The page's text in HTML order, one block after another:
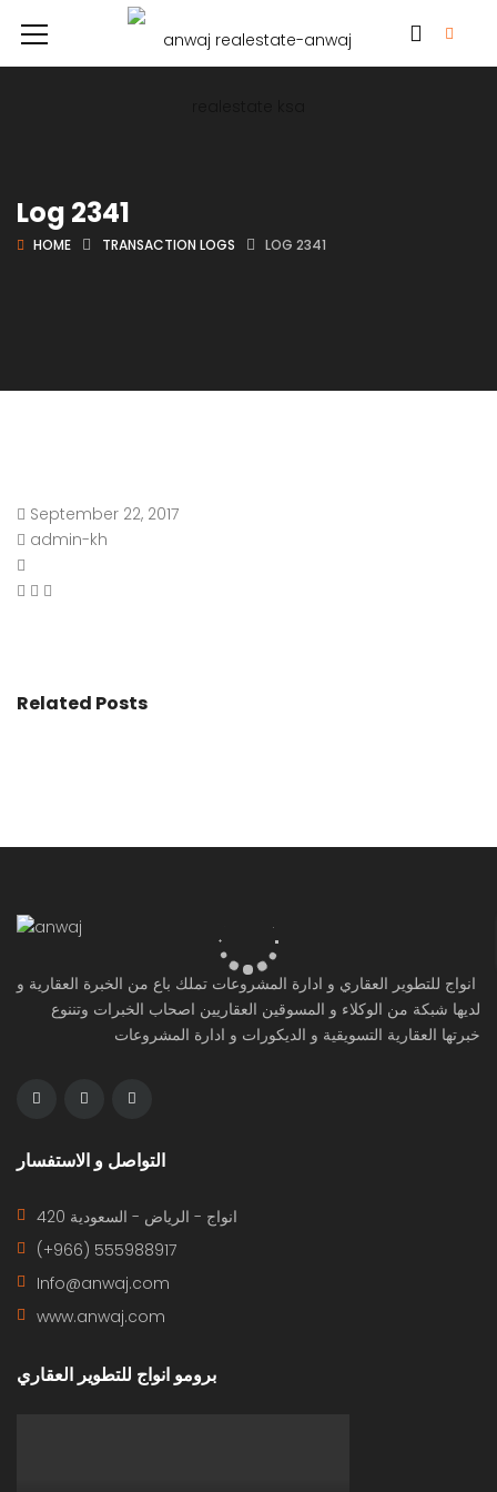
Log 2341
HOME TRANSACTION LOGS LOG 2341
September 22, 2017
admin-kh
Related Posts
انواج للتطوير العقاري و ادارة المشروعات تملك باع من الخبرة العقارية و
لديها شبكة من الوكلاء و المسوقين العقاريين اصحاب الخبرات وتننوع
خبرتها العقارية التسويقية و الديكورات و ادارة المشروعات
التواصل و الاستفسار
420 انواج - الرياض - السعودية
(+966) 555988917
Info@anwaj.com
www.anwaj.com
برومو انواج للتطوير العقاري